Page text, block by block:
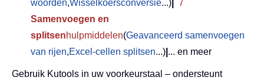
woorden,Wisselkoersconversie...)
7
Samenvoegen en
splitsenhulpmiddelen(Geavanceerd samenvoegen
van rijen,Excel-cellen splitsen...) ... en meer
Gebruik Kutools in uw voorkeurstaal – ondersteunt